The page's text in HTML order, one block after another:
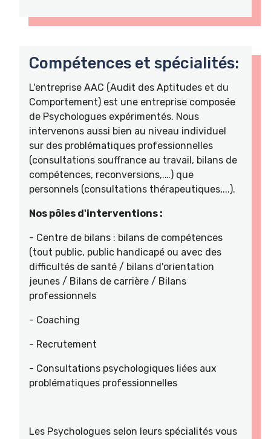
Compétences et spécialités:
L'entreprise AAC (Audit des Aptitudes et du
Comportement) est une entreprise composée
de Psychologues expérimentés. Nous
intervenons aussi bien au niveau individuel
sur des problématiques professionnelles
(consultations souffrance au travail, bilans de
compétences, reconversions,.…) que
personnels (consultations thérapeutiques,...).
Nos pôles d'interventions :
- Centre de bilans : bilans de compétences
(tout public, public handicapé ou avec des
difficultés de santé / bilans d'orientation
jeunes / Bilans de carrière / Bilans
professionnels
- Coaching
- Recrutement
- Consultations psychologiques liées aux
problématiques professionnelles
Les Psychologues selon leurs spécialités vous